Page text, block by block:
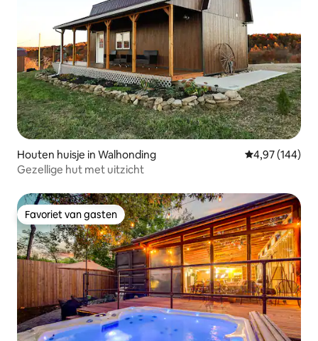
Houten huisje in Walhonding Gemiddelde
4,97 (144)
Gezellige hut met uitzicht
Favoriet van gasten
Favoriet van gasten